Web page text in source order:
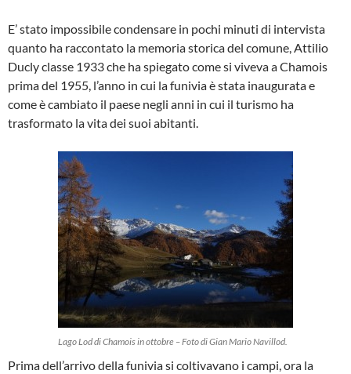
E’ stato impossibile condensare in pochi minuti di intervista
quanto ha raccontato la memoria storica del comune, Attilio
Ducly classe 1933 che ha spiegato come si viveva a Chamois
prima del 1955, l’anno in cui la funivia è stata inaugurata e
come è cambiato il paese negli anni in cui il turismo ha
trasformato la vita dei suoi abitanti.
Lago Lod di Chamois in ottobre – Foto di Gian Mario Navillod.
Prima dell’arrivo della funivia si coltivavano i campi, ora la